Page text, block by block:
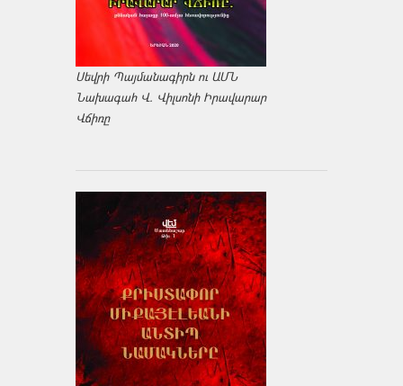
Սեվրի Պայմանագիրն ու ԱՄՆ
Նախագահ Վ. Վիլսոնի Իրավարար
Վճիռը